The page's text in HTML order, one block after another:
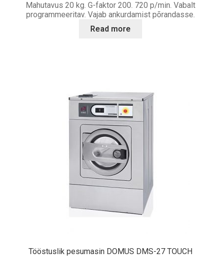
Mahutavus 20 kg. G-faktor 200. 720 p/min. Vabalt
programmeeritav. Vajab ankurdamist põrandasse.
Read more
Tööstuslik pesumasin DOMUS DMS-27 TOUCH